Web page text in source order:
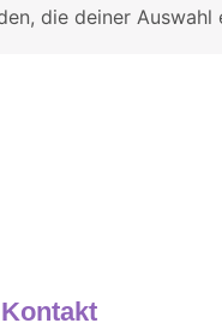
die deiner Auswahl
Kontakt